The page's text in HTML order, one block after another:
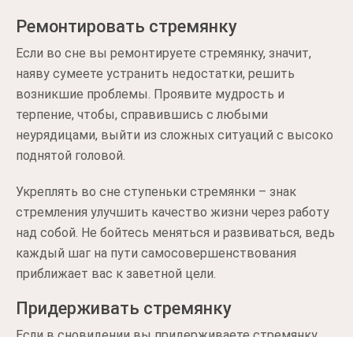
Ремонтировать стремянку
Если во сне вы ремонтируете стремянку, значит,
наяву сумеете устранить недостатки, решить
возникшие проблемы. Проявите мудрость и
терпение, чтобы, справившись с любыми
неурядицами, выйти из сложных ситуаций с высоко
поднятой головой.
Укреплять во сне ступеньки стремянки – знак
стремления улучшить качество жизни через работу
над собой. Не бойтесь меняться и развиваться, ведь
каждый шаг на пути самосовершенствования
приближает вас к заветной цели.
Придерживать стремянку